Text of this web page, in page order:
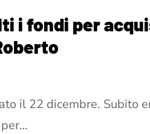
i fondi per
il 22 dicembre. Subito